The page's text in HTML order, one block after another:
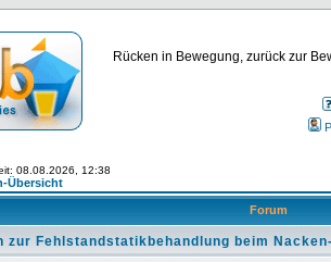
Rücken in Bewegung, zurück zur
08.08.2026, 12:38
Übersicht
Forum
zur Fehlstandstatikbehandlung beim